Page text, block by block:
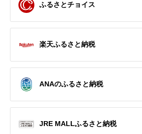
ふるさとチョイス
楽天ふるさと納税
ANAのふるさと納税
JRE MALLふるさと納税